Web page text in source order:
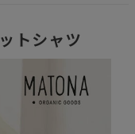
トシャツ